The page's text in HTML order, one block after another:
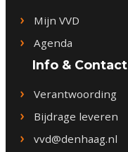
Mijn VVD
Agenda
Info & Contact
Verantwoording
Bijdrage leveren
vvd@denhaag.nl